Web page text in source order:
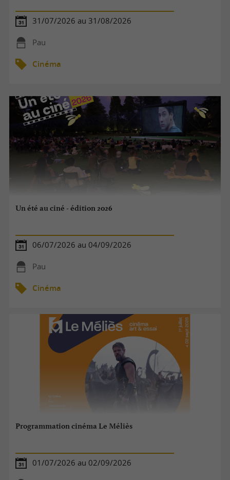
31/07/2026 au 31/08/2026
Pau
Cinéma
Un été au ciné - édition 2026
06/07/2026 au 04/09/2026
Pau
Cinéma
Programmation cinéma Le Méliès
01/07/2026 au 02/09/2026